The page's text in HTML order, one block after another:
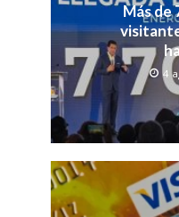
Más de
4